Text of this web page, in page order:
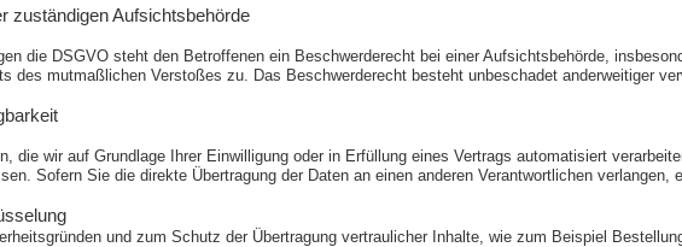
zuständigen Aufsichtsbehörde
die DSGVO steht den Betroffenen ein Beschwerderecht bei einer Aufsichtsbehörde,
des mutmaßlichen Verstoßes zu. Das Beschwerderecht besteht unbeschadet anderweitiger
die wir auf Grundlage Ihrer Einwilligung oder in Erfüllung eines Vertrags automatisiert
Sofern Sie die direkte Übertragung der Daten an einen anderen Verantwortlichen
und zum Schutz der Übertragung vertraulicher Inhalte, wie zum Beispiel